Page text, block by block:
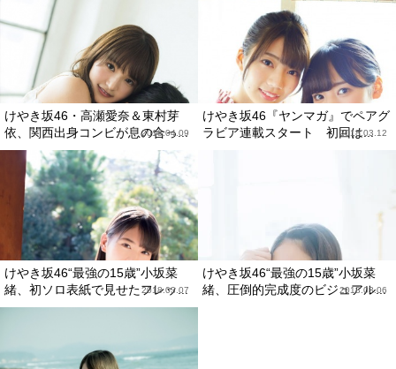
けやき坂46・高瀬愛奈＆東村芽
依、関西出身コンビが息の合っ...
2018.04.09
けやき坂46『ヤンマガ』でペアグ
ラビア連載スタート 初回は...
2018.03.12
けやき坂46“最強の15歳”小坂菜
緒、初ソロ表紙で見せたフレッ...
2018.03.07
けやき坂46“最強の15歳”小坂菜
緒、圧倒的完成度のビジュアル...
2018.03.06